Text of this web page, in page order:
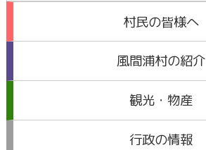
村民の皆様へ
風間浦村の紹介
観光・物産
行政の情報